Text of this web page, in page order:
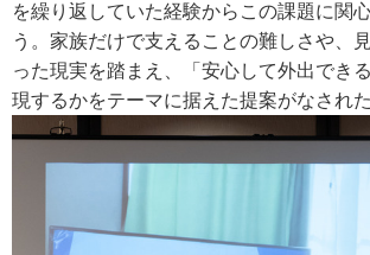
を繰り返していた経験からこの課題に関
う。家族だけで支えることの難しさや、
った現実を踏まえ、「安心して外出でき
現するかをテーマに据えた提案がなされた